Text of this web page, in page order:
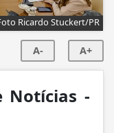
Ricardo Stuckert/PR
A- A+
Notícias -